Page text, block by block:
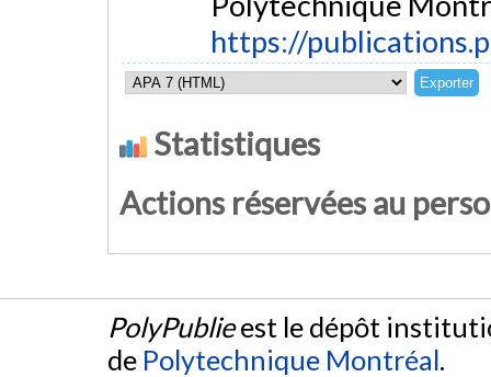
https://
Statistiques
Actions réservées au
PolyPublieest le dépôt
de Polytechnique Montréal.